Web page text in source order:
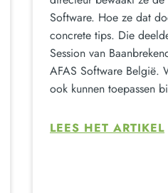
Software. Hoe ze dat
concrete tips. Die
Session van
AFAS Software België.
ook kunnen toepassen
LEES HET ARTIKEL